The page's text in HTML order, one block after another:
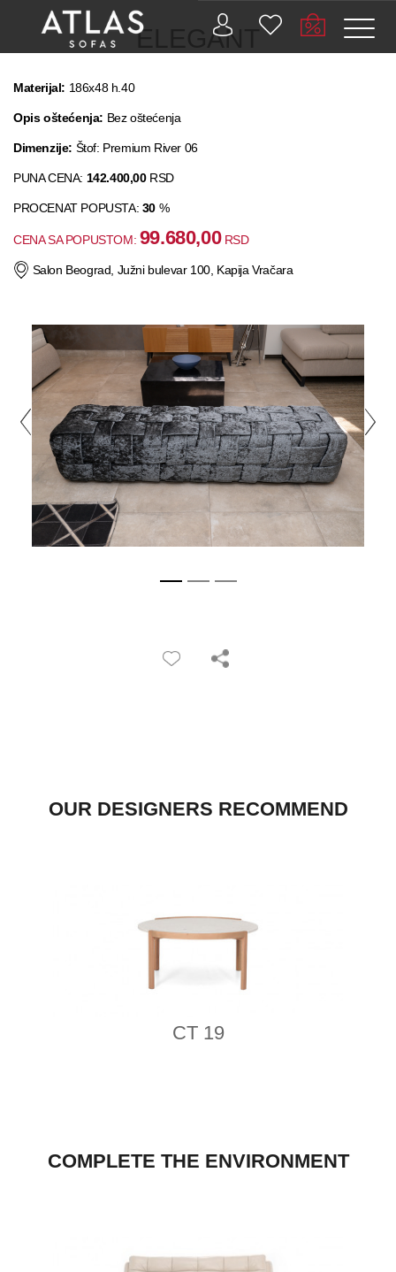
ZAŠTO
AKTUELNOSTI
BUSINESS
SERVICES
PRETRAŽITE
ZAKAŽITE
SASTANAK
SA NAŠIM
ARHITEKTOM
ELEGANT
Materijal: 186x48 h.40
Opis oštećenja: Bez oštećenja
Dimenzije: Štof: Premium River 06
PUNA CENA: 142.400,00RSD
PROCENAT POPUSTA: 30 %
CENA SA POPUSTOM: 99.680,00RSD
Salon Beograd, Južni bulevar 100, Kapija Vračara
OUR DESIGNERS RECOMMEND
CT 19
COMPLETE THE ENVIRONMENT